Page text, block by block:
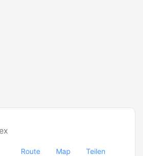
Route Map Teilen